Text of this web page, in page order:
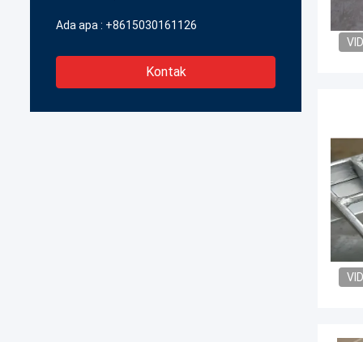
Ada apa : +8615030161126
Kontak